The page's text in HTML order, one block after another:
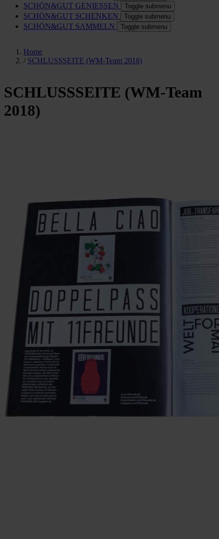
SCHÖN&GUT GENIESSEN Toggle submenu
SCHÖN&GUT SCHENKEN Toggle submenu
SCHÖN&GUT SAMMELN Toggle submenu
Home
/ SCHLUSSSEITE (WM-Team 2018)
SCHLUSSSEITE (WM-Team
2018)